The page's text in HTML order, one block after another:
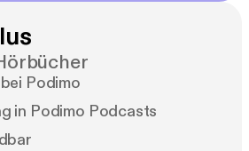
Podimo
in Podimo Podcasts